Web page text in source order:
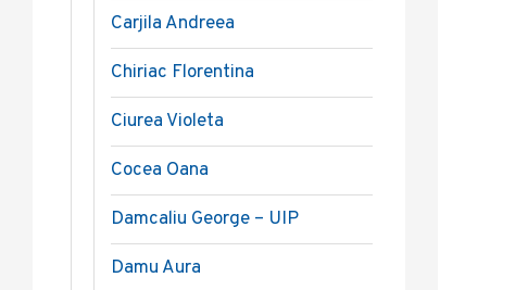
Carjila Andreea
Chiriac Florentina
Ciurea Violeta
Cocea Oana
Damcaliu George – UIP
Damu Aura